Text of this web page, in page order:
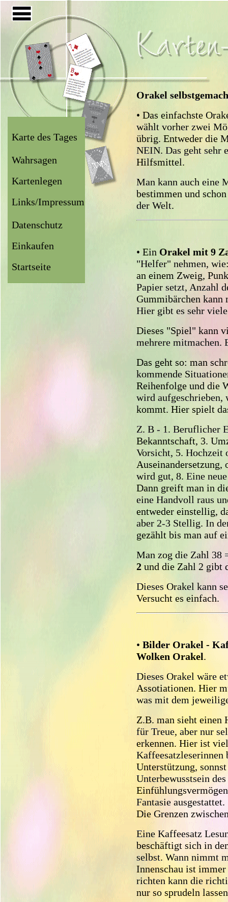
Orakel
• Das einfachste
wählt vorher zwei
übrig. Entweder die
NEIN. Das geht sehr
Hilfsmittel.
Man kann auch eine
bestimmen und
der Welt.
• EinOrakel mit 9
"Helfer" nehmen,
an einem Zweig,
Papier setzt, Anzahl
Gummibärchen kann
Hier gibt es sehr
Dieses "Spiel" kann
mehrere mitmachen.
Das geht so: man
kommende
Reihenfolge und die
wird aufgeschrieben,
kommt. Hier spielt
Z. B - 1. Beruflicher
Bekanntschaft, 3.
Vorsicht, 5. Hochzeit
Auseinandersetzung,
wird gut, 8. Eine
Dann greift man in
eine Handvoll raus
entweder einstellig,
aber 2-3 Stellig. In
gezählt bis man auf
Man zog die Zahl 38
2und die Zahl 2 gibt
Dieses Orakel kann
Versucht es einfach.
•Bilder Orakel -
Wolken Orakel.
Dieses Orakel wäre
Assotiationen. Hier
was mit dem
Z.B. man sieht einen
für Treue, aber nur
erkennen. Hier ist
Kaffeesatzleserinnen
Unterstützung,
Unterbewusstsein
Fantasie ausgestattet.
Die Grenzen
Eine Kaffeesatz
beschäftigt sich in
selbst. Wann nimmt
Innenschau ist
richten kann die
nur so sprudeln
Karte des Tages
Wahrsagen
Kartenlegen
Links/Impressum
Datenschutz
Einkaufen
Startseite